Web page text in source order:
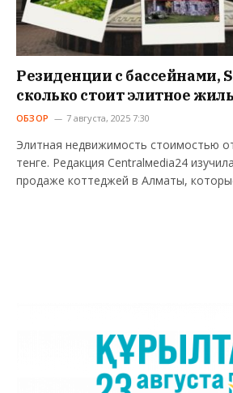
Резиденции с бассейнами,
сколько стоит элитное
ОБЗОР 7 августа, 2025 7:30
Элитная недвижимость стоимостью
тенге. Редакция Centralмedia24
продаже коттеджей в Алматы,